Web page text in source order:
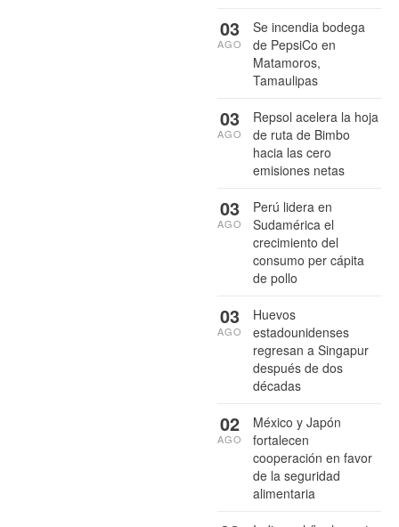
Se incendia bodega
de PepsiCo en
Matamoros,
Tamaulipas
03
AGO
Repsol acelera la hoja
de ruta de Bimbo
hacia las cero
emisiones netas
03
AGO
Perú lidera en
Sudamérica el
crecimiento del
consumo per cápita
de pollo
03
AGO
Huevos
estadounidenses
regresan a Singapur
después de dos
décadas
03
AGO
México y Japón
fortalecen
cooperación en favor
de la seguridad
alimentaria
02
AGO